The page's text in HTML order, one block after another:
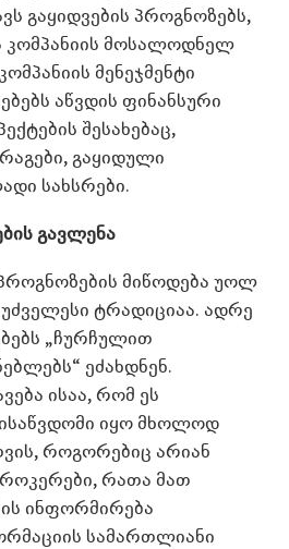
გაყიდვების პროგნოზებს,
კომპანიის მოსალოდნელ
მენეჯმენტი
აწვდის ფინანსური
შესახებაც,
გაყიდული
სახსრები.
გავლენა
მიწოდება უოლ
ტრადიციაა. ადრე
„ჩურჩულით
ეძახდნენ.
ისაა, რომ ეს
იყო მხოლოდ
როგორებიც არიან
რათა მათ
ინფორმირება
სამართლიანი